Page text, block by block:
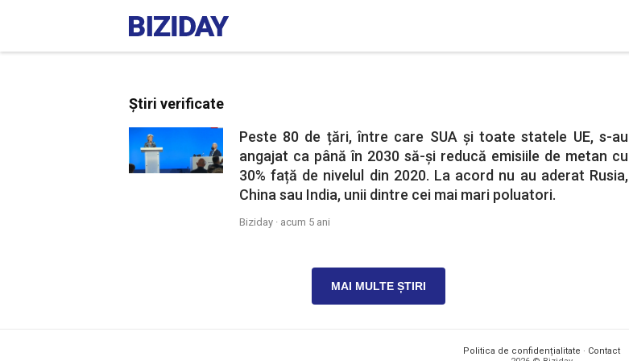
Știri verificate
Peste 80 de țări, între care SUA și toate statele UE, s-au
angajat ca până în 2030 să-și reducă emisiile de metan cu
30% față de nivelul din 2020. La acord nu au aderat Rusia,
China sau India, unii dintre cei mai mari poluatori.
Biziday · acum 5 ani
MAI MULTE ȘTIRI
Politica de confidențialitate · Contact